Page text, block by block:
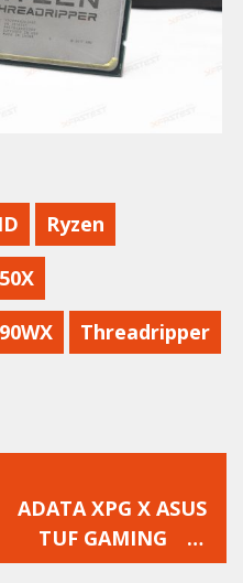
Ryzen
Threadripper
一
篇
文
ADATA XPG X ASUS
TUF GAMING
SPECTRIX D41 電競特